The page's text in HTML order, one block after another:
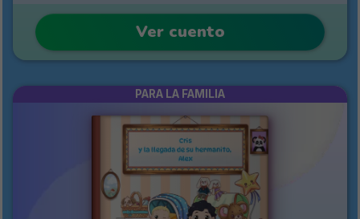
Ver cuento
PARA LA FAMILIA